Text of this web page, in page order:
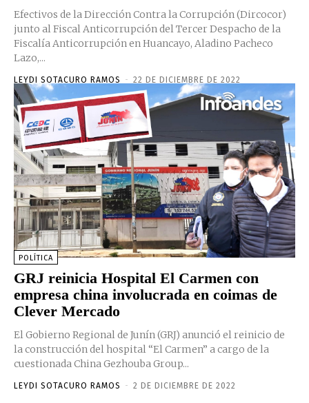
Efectivos de la Dirección Contra la Corrupción (Dircocor)
junto al Fiscal Anticorrupción del Tercer Despacho de la
Fiscalía Anticorrupción en Huancayo, Aladino Pacheco
Lazo,...
LEYDI SOTACURO RAMOS - 22 DE DICIEMBRE DE 2022
POLÍTICA
GRJ reinicia Hospital El Carmen con
empresa china involucrada en coimas de
Clever Mercado
El Gobierno Regional de Junín (GRJ) anunció el reinicio de
la construcción del hospital “El Carmen” a cargo de la
cuestionada China Gezhouba Group...
LEYDI SOTACURO RAMOS - 2 DE DICIEMBRE DE 2022